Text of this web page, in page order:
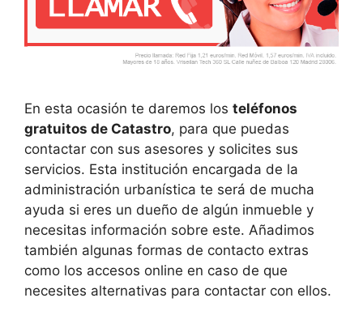
En esta ocasión te daremos los teléfonos
gratuitos de Catastro, para que puedas
contactar con sus asesores y solicites sus
servicios. Esta institución encargada de la
administración urbanística te será de mucha
ayuda si eres un dueño de algún inmueble y
necesitas información sobre este. Añadimos
también algunas formas de contacto extras
como los accesos online en caso de que
necesites alternativas para contactar con ellos.